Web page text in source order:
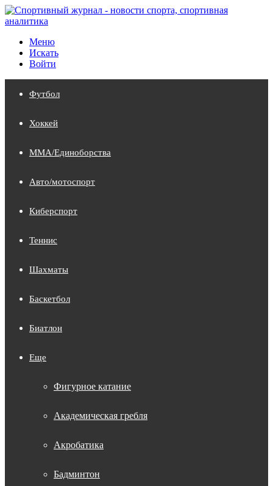
Меню
Искать
Войти
Футбол
Хоккей
MMA/Единоборства
Авто/мотоспорт
Киберспорт
Теннис
Шахматы
Баскетбол
Биатлон
Еще
Фигурное катание
Академическая гребля
Акробатика
Бадминтон